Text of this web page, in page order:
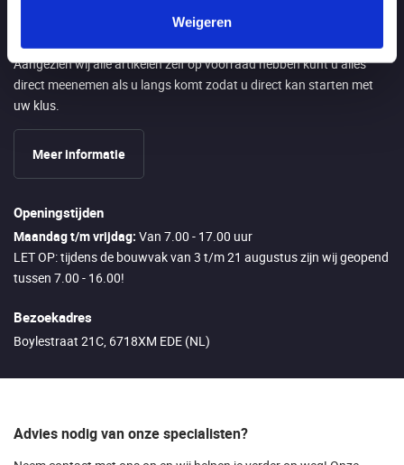
Weigeren
Aangezien wij alle artikelen zelf op voorraad hebben kunt u alles
direct meenemen als u langs komt zodat u direct kan starten met
uw klus.
Meer informatie
Openingstijden
Maandag t/m vrijdag: Van 7.00 - 17.00 uur
LET OP: tijdens de bouwvak van 3 t/m 21 augustus zijn wij geopend
tussen 7.00 - 16.00!
Bezoekadres
Boylestraat 21C, 6718XM EDE (NL)
Advies nodig van onze specialisten?